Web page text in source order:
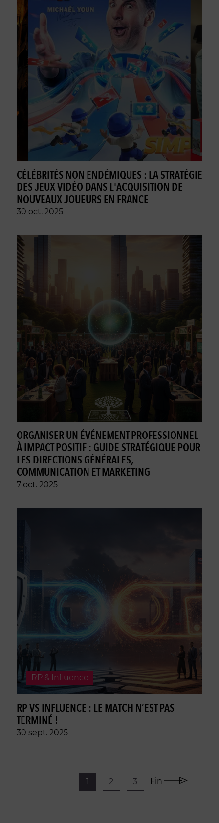
CÉLÉBRITÉS NON ENDÉMIQUES : LA STRATÉGIE
DES JEUX VIDÉO DANS L'ACQUISITION DE
NOUVEAUX JOUEURS EN FRANCE
30 oct. 2025
ORGANISER UN ÉVÉNEMENT PROFESSIONNEL
À IMPACT POSITIF : GUIDE STRATÉGIQUE POUR
LES DIRECTIONS GÉNÉRALES,
COMMUNICATION ET MARKETING
7 oct. 2025
RP & Influence
RP VS INFLUENCE : LE MATCH N’EST PAS
TERMINÉ !
30 sept. 2025
1 2 3 Fin